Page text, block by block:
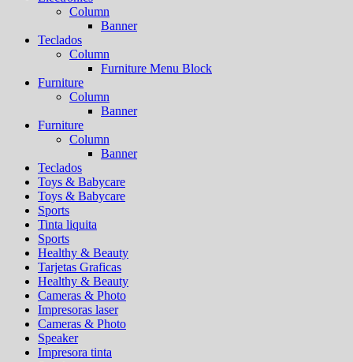
Column
Banner
Teclados
Column
Furniture Menu Block
Furniture
Column
Banner
Furniture
Column
Banner
Teclados
Toys & Babycare
Toys & Babycare
Sports
Tinta liquita
Sports
Healthy & Beauty
Tarjetas Graficas
Healthy & Beauty
Cameras & Photo
Impresoras laser
Cameras & Photo
Speaker
Impresora tinta